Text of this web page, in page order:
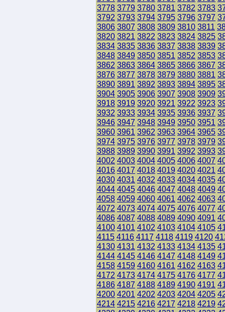
3778 3779 3780 3781 3782 3783
3792 3793 3794 3795 3796 3797
3806 3807 3808 3809 3810 3811
3820 3821 3822 3823 3824 3825
3834 3835 3836 3837 3838 3839
3848 3849 3850 3851 3852 3853
3862 3863 3864 3865 3866 3867
3876 3877 3878 3879 3880 3881
3890 3891 3892 3893 3894 3895
3904 3905 3906 3907 3908 3909
3918 3919 3920 3921 3922 3923
3932 3933 3934 3935 3936 3937
3946 3947 3948 3949 3950 3951
3960 3961 3962 3963 3964 3965
3974 3975 3976 3977 3978 3979
3988 3989 3990 3991 3992 3993
4002 4003 4004 4005 4006 4007
4016 4017 4018 4019 4020 4021
4030 4031 4032 4033 4034 4035
4044 4045 4046 4047 4048 4049
4058 4059 4060 4061 4062 4063
4072 4073 4074 4075 4076 4077
4086 4087 4088 4089 4090 4091
4100 4101 4102 4103 4104 4105
4115 4116 4117 4118 4119 4120
4130 4131 4132 4133 4134 4135
4144 4145 4146 4147 4148 4149
4158 4159 4160 4161 4162 4163
4172 4173 4174 4175 4176 4177
4186 4187 4188 4189 4190 4191
4200 4201 4202 4203 4204 4205
4214 4215 4216 4217 4218 4219